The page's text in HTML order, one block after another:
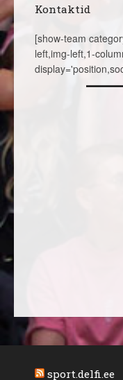
Kontaktid
[show-team
left,img-left,1-
sport.delfi.ee